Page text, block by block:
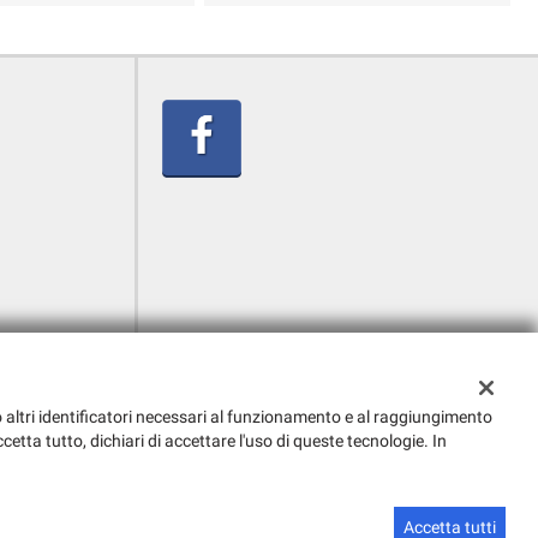
GestionaleAuto.com
identificatori necessari al funzionamento e al raggiungimento
tutto, dichiari di accettare l'uso di queste tecnologie. In
Accetta tutti